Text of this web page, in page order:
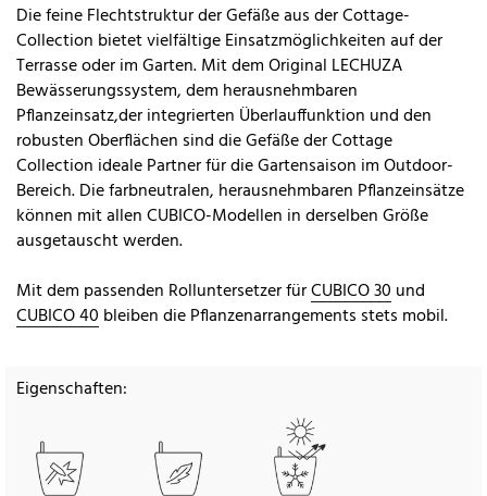
Die feine Flechtstruktur der Gefäße aus der Cottage-
Collection bietet vielfältige Einsatzmöglichkeiten auf der
Terrasse oder im Garten. Mit dem Original LECHUZA
Bewässerungssystem, dem herausnehmbaren
Pflanzeinsatz,der integrierten Überlauffunktion und den
robusten Oberflächen sind die Gefäße der Cottage
Collection ideale Partner für die Gartensaison im Outdoor-
Bereich. Die farbneutralen, herausnehmbaren Pflanzeinsätze
können mit allen CUBICO-Modellen in derselben Größe
ausgetauscht werden.
Mit dem passenden Rolluntersetzer fürCUBICO 30 und
CUBICO 40 bleiben die Pflanzenarrangements stets mobil.
Eigenschaften: